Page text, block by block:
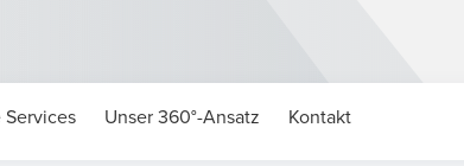
Services Unser 360°-Ansatz Kontakt